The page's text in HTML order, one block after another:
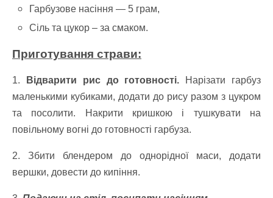
Гарбузове насіння — 5 грам,
Сіль та цукор – за смаком.
Приготування страви:
1. Відварити рис до готовності. Нарізати гарбуз
маленькими кубиками, додати до рису разом з цукром
та посолити. Накрити кришкою і тушкувати на
повільному вогні до готовності гарбуза.
2. Збити блендером до однорідної маси, додати
вершки, довести до кипіння.